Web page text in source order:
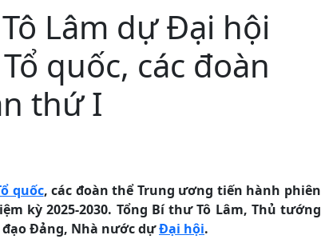
Lâm dự Đại hội
quốc, các đoàn
thứ I
quốc, các đoàn thể Trung ương tiến hành phiên
kỳ 2025-2030. Tổng Bí thư Tô Lâm, Thủ tướng
Đảng, Nhà nước dựĐại hội.